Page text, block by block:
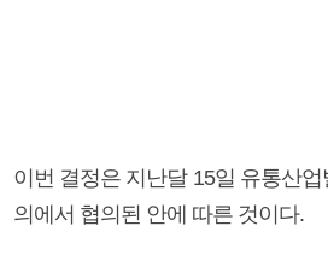
이번 결정은 지난달 15일 유통산
의에서 협의된 안에 따른 것이다.